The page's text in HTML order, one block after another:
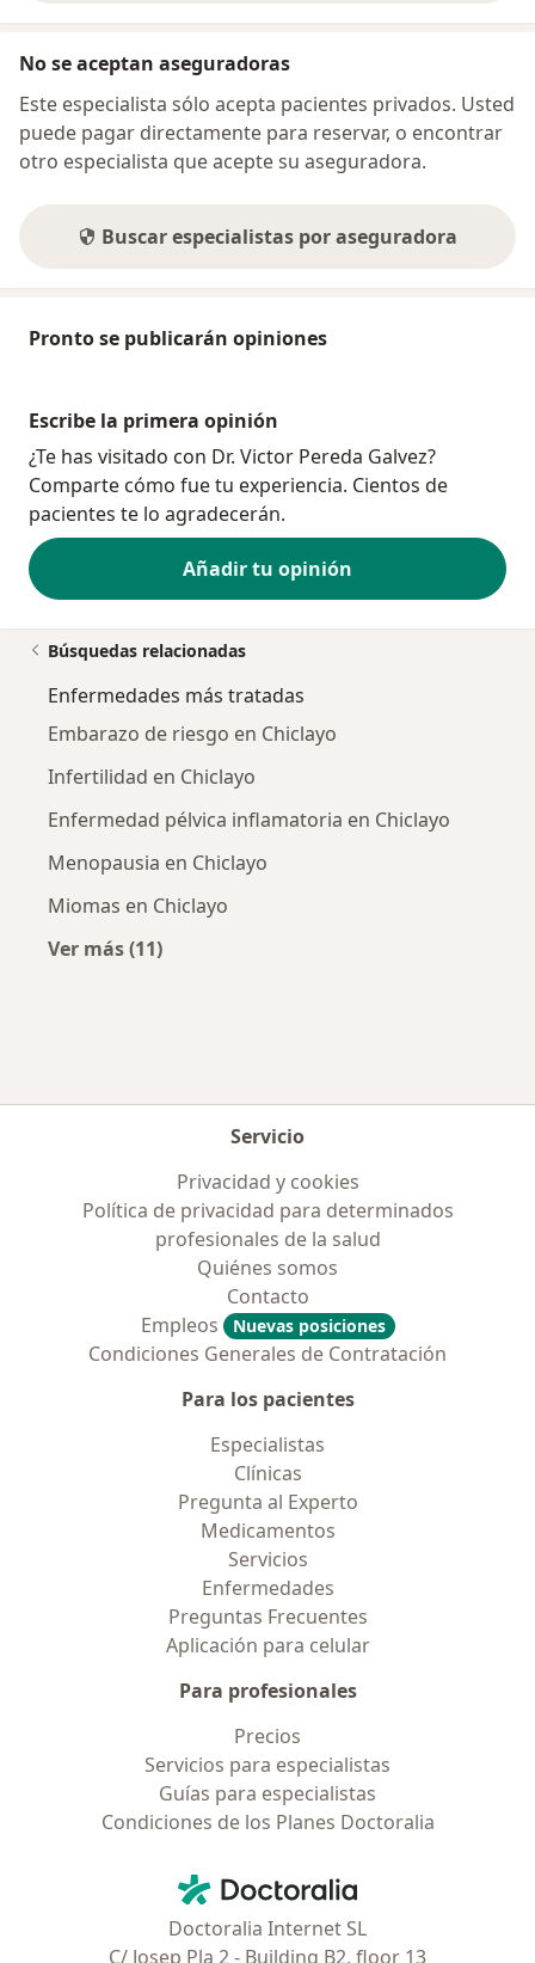
No se aceptan aseguradoras
Este especialista sólo acepta pacientes privados. Usted
puede pagar directamente para reservar, o encontrar
otro especialista que acepte su aseguradora.
Buscar especialistas por aseguradora
Pronto se publicarán opiniones
Escribe la primera opinión
¿Te has visitado con Dr. Victor Pereda Galvez?
Comparte cómo fue tu experiencia. Cientos de
pacientes te lo agradecerán.
Añadir tu opinión
Búsquedas relacionadas
Enfermedades más tratadas
Embarazo de riesgo en Chiclayo
Infertilidad en Chiclayo
Enfermedad pélvica inflamatoria en Chiclayo
Menopausia en Chiclayo
Miomas en Chiclayo
Ver más (11)
Servicio
Privacidad y cookies
Política de privacidad para determinados
profesionales de la salud
Quiénes somos
Contacto
Empleos
Nuevas posiciones
Condiciones Generales de Contratación
Para los pacientes
Especialistas
Clínicas
Pregunta al Experto
Medicamentos
Servicios
Enfermedades
Preguntas Frecuentes
Aplicación para celular
Para profesionales
Precios
Servicios para especialistas
Guías para especialistas
Condiciones de los Planes Doctoralia
Doctoralia - Página de inicio
Doctoralia Internet SL
C/ Josep Pla 2 - Building B2, floor 13